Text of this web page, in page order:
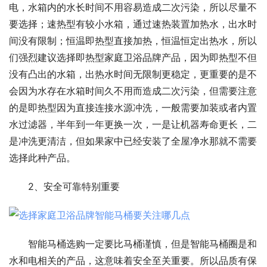
电，水箱内的水长时间不用容易造成二次污染，所以尽量不
要选择；速热型有较小水箱，通过速热装置加热水，出水时
间没有限制；恒温即热型直接加热，恒温恒定出热水，所以
们强烈建议选择即热型家庭卫浴品牌产品，因为即热型不但
没有凸出的水箱，出热水时间无限制更稳定，更重要的是不
会因为水存在水箱时间久不用而造成二次污染，但需要注意
的是即热型因为直接连接水源冲洗，一般需要加装或者内置
水过滤器，半年到一年更换一次，一是让机器寿命更长，二
是冲洗更清洁，但如果家中已经安装了全屋净水那就不需要
选择此种产品。
2、安全可靠特别重要
智能马桶选购一定要比马桶谨慎，但是智能马桶圈是和
水和电相关的产品，这意味着安全至关重要。所以品质有保